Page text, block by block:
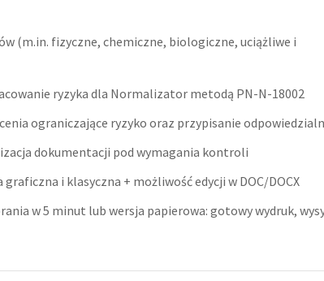
(m.in. fizyczne, chemiczne, biologiczne, uciążliwe i
ryzyka dla Normalizator metodą PN-N-18002
ograniczające ryzyko oraz przypisanie
dokumentacji pod wymagania kontroli
graficzna i klasyczna + możliwość edycji w DOC/DOCX
w 5 minut lub wersja papierowa: gotowy wydruk,